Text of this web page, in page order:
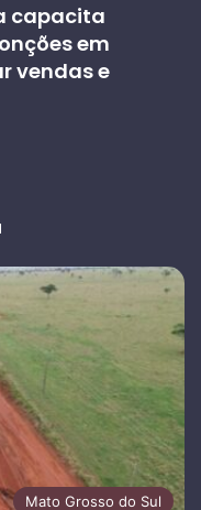
capacita
em
vendas e
Mato Grosso do Sul